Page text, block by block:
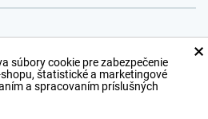
×
súbory cookie pre zabezpečenie
štatistické a marketingové
a spracovaním príslušných